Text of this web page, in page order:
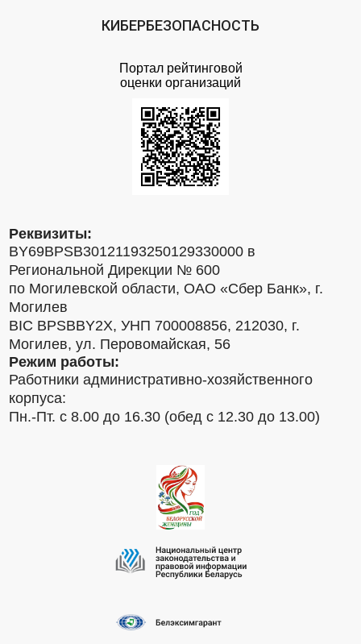
КИБЕРБЕЗОПАСНОСТЬ
Портал рейтинговой
оценки организаций
Реквизиты:
BY69BPSB30121193250129330000 в
Региональной Дирекции № 600
по Могилевской области, ОАО «Сбер Банк», г.
Могилев
BIC BPSBBY2X, УНП 700008856, 212030, г.
Могилев, ул. Перовомайская, 56
Режим работы:
Работники административно-хозяйственного
корпуса:
Пн.-Пт. с 8.00 до 16.30 (обед с 12.30 до 13.00)